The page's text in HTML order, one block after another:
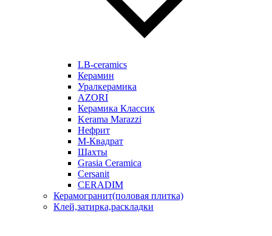
LB-ceramics
Керамин
Уралкерамика
AZORI
Керамика Классик
Kerama Marazzi
Нефрит
М-Квадрат
Шахты
Grasia Ceramica
Cersanit
CERADIM
Керамогранит(половая плитка)
Клей,затирка,раскладки